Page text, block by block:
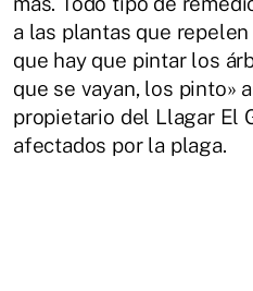
a las plantas que
que hay que pintar los
que se vayan, los pinto»
propietario del Llagar El
afectados por la plaga.